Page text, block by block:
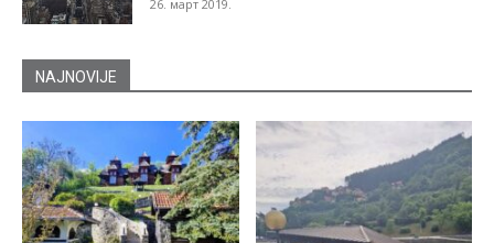
26. март 2019.
NAJNOVIJE